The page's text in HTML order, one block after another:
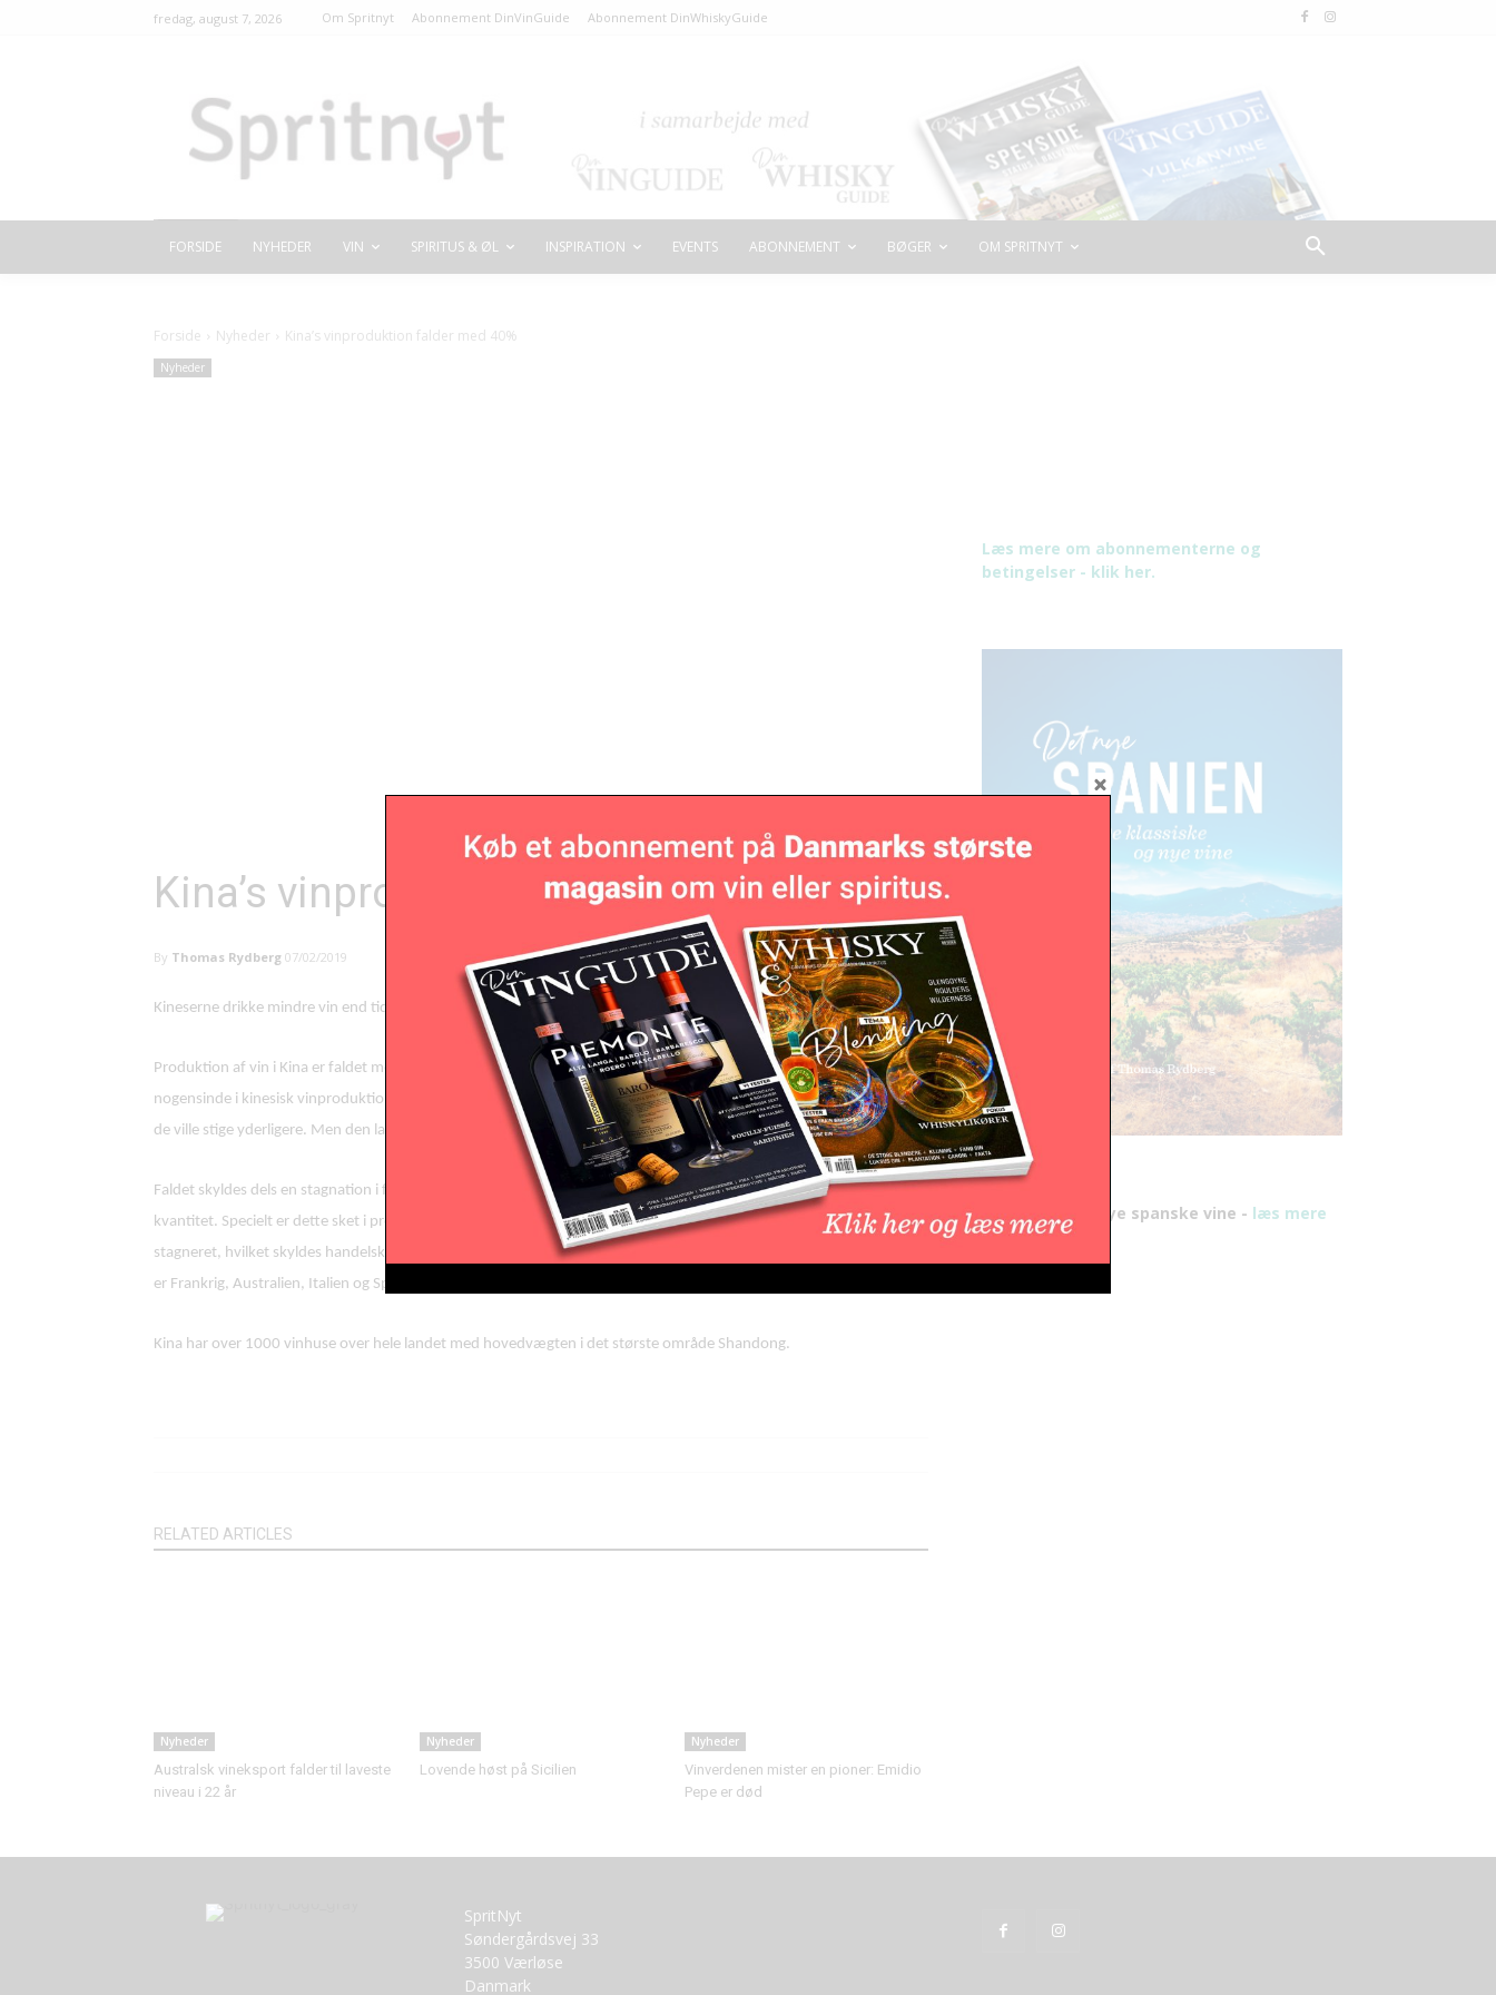
fredag, august 7, 2026 Om Spritnyt Abonnement DinVinGuide Abonnement DinWhiskyGuide
FORSIDE NYHEDER VIN SPIRITUS & ØL INSPIRATION EVENTS ABONNEMENT BØGER OM SPRITNYT
Forside Nyheder Kina’s vinproduktion falder med 40%
Nyheder
Kina’s vinproduktion falder med 40%
By Thomas Rydberg 07/02/2019
Kineserne drikke mindre vin end tidligere
Produktion af vin i Kina er faldet med 37,16% til 6,29 mio. hektoliter i 2018, hvilket er det største fald registreret
nogensinde i kinesisk vinproduktion. Kina var ellers i 2017 det 7 største vinproducerende land og man forventede at
de ville stige yderligere. Men den lavere høst har betydet, at de nu er det 9 største land lige foran Portugal.
Faldet skyldes dels en stagnation i forbruget af vin i Kina men også at flere vinhuse satser på bedre kvalitet end
kvantitet. Specielt er dette sket i provinserne Ningxia og Xinjiang. Importen af vin produceret uden for Kina er også
stagneret, hvilket skyldes handelskrigen samt en dyk i den kinesiske vækst i almindelighed. De største vinlande i Kina
er Frankrig, Australien, Italien og Spanien.
Kina har over 1000 vinhuse over hele landet med hovedvægten i det største område Shandong.
RELATED ARTICLES
Nyheder
Australsk vineksport falder til laveste
niveau i 22 år
Nyheder
Lovende høst på Sicilien
Nyheder
Vinverdenen mister en pioner: Emidio
Pepe er død
Læs mere om abonnementerne og
betingelser - klik her.
Ny bog om de nye spanske vine - læs mere
her
SpritNyt
Søndergårdsvej 33
3500 Værløse
Danmark